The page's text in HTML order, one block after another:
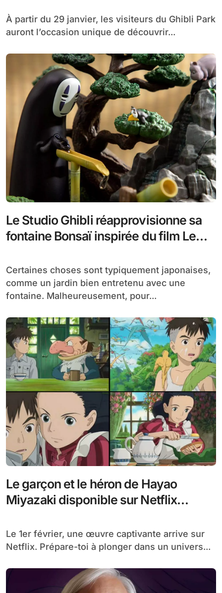
retraçant son histoire
À partir du 29 janvier, les visiteurs du Ghibli Park
auront l’occasion unique de découvrir...
Le Studio Ghibli réapprovisionne sa
fontaine Bonsaï inspirée du film Le
Certaines choses sont typiquement japonaises,
comme un jardin bien entretenu avec une
fontaine. Malheureusement, pour...
Le garçon et le héron de Hayao
Miyazaki disponible sur Netflix
Le 1er février, une œuvre captivante arrive sur
Netflix. Prépare-toi à plonger dans un univers...